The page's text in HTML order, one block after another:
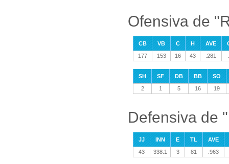
Ofensiva de
CB VB C H AVE
177
153 16 43 .281
SH SF DB BB
SO
2
1 5 16 19
Defensiva de
JJ INN E TL
AVE
43
338.1 3 81 .963